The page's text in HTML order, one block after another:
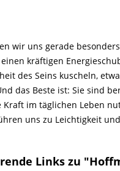
wir uns gerade
kräftigen
des Seins kuscheln,
das Beste ist: Sie sind
Kraft im täglichen Leben
uns zu Leichtigkeit
Links zu